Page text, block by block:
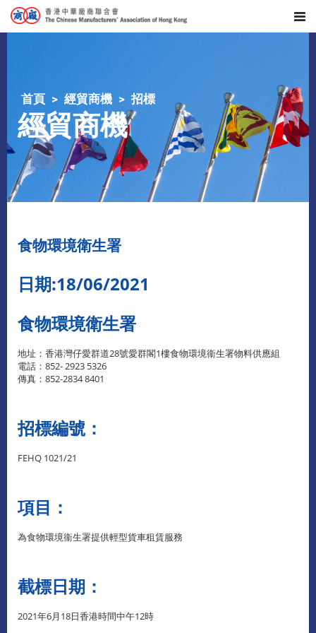
首頁 經貿商機 招標
經貿商機
食物環境衛生署
日期:18/06/2021
食物環境衛生署
地址：香港灣仔愛群道28號愛群閣1樓食物環境衞生署物料供應組
電話：852- 2923 5326
傳真：852-2834 8401
招標編號：
FEHQ 1021/21
項目：
為食物環境衞生署提供輕型貨車租賃服務
截標日期：
2021年6月18日香港時間中午12時